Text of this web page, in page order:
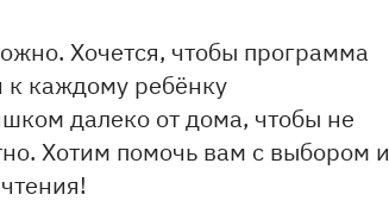
Хочется, чтобы программа
каждому ребёнку
далеко от дома, чтобы не
Хотим помочь вам с выбором и